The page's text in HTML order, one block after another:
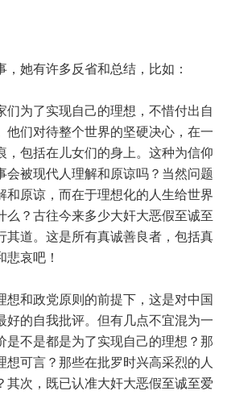
她有许多反省和总结，比如：
为了实现自己的理想，不惜付出自
他们对待整个世界的坚硬决心，在一
，包括在儿女们的身上。这种为信仰
会被现代人理解和原谅吗？当然问题
和原谅，而在于理想化的人生给世界
么？古往今来多少大奸大恶假至诚至
其道。这是所有真诚善良者，包括真
悲哀吧！
和政党原则的前提下，这是对中国
好的自我批评。但有几点不宜混为一
是不是都是为了实现自己的理想？那
想可言？那些在批罗时兴高采烈的人
其次，既已认准大奸大恶假至诚至爱